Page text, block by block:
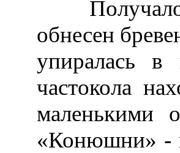
обнесен
упиралась
частокола
маленькими
«Конюшни» -